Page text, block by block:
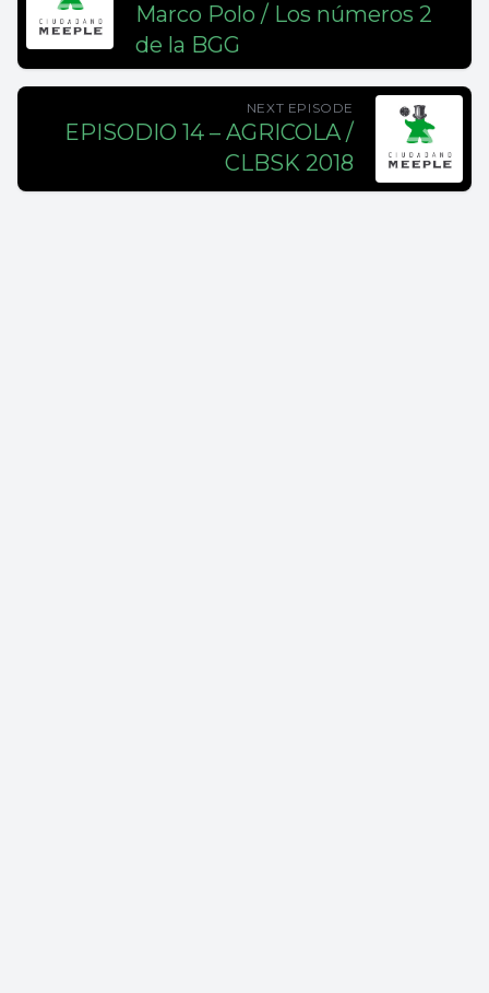
Marco Polo / Los números 2
de la BGG
NEXT EPISODE
EPISODIO 14 – AGRICOLA /
CLBSK 2018